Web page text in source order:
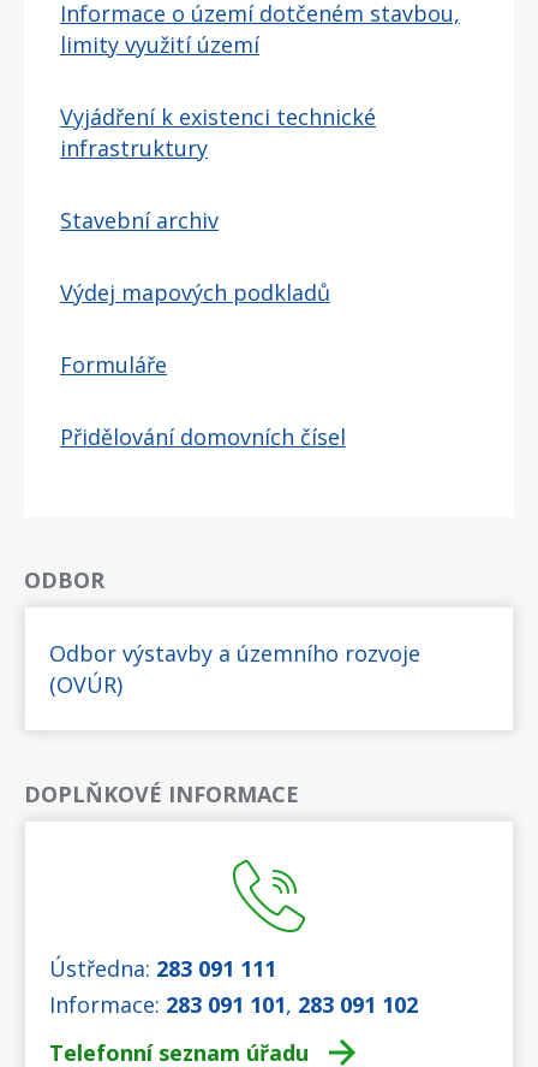
Informace o území dotčeném stavbou,
limity využití území
Vyjádření k existenci technické
infrastruktury
Stavební archiv
Výdej mapových podkladů
Formuláře
Přidělování domovních čísel
ODBOR
Odbor výstavby a územního rozvoje
(OVÚR)
DOPLŇKOVÉ INFORMACE
Ústředna: 283 091 111
Informace: 283 091 101, 283 091 102
Telefonní seznam úřadu